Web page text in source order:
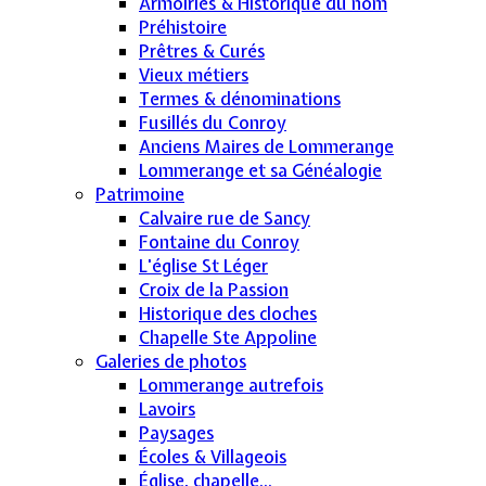
Préhistoire
Prêtres & Curés
Vieux métiers
Termes & dénominations
Fusillés du Conroy
Anciens Maires de Lommerange
Lommerange et sa Généalogie
Patrimoine
Calvaire rue de Sancy
Fontaine du Conroy
L'église St Léger
Croix de la Passion
Historique des cloches
Chapelle Ste Appoline
Galeries de photos
Lommerange autrefois
Lavoirs
Paysages
Écoles & Villageois
Église, chapelle...